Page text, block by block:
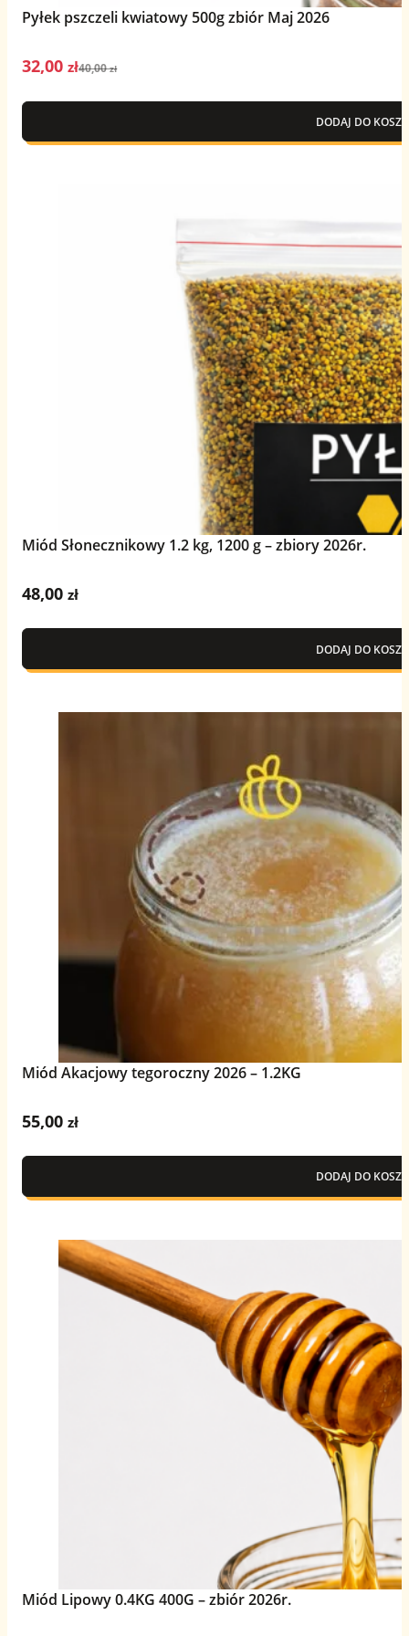
Pyłek pszczeli kwiatowy 500g zbiór Maj 2026
40,00złPierwotna
40,00 zł.
32,00zł
Aktualna
32,00 zł.
DODAJ DO
Miód Słonecznikowy 1.2 kg, 1200 g – zbiory 2026r.
48,00zł
DODAJ DO
Miód Akacjowy tegoroczny 2026 – 1.2KG
55,00zł
DODAJ DO
Miód Lipowy 0.4KG 400G – zbiór 2026r.